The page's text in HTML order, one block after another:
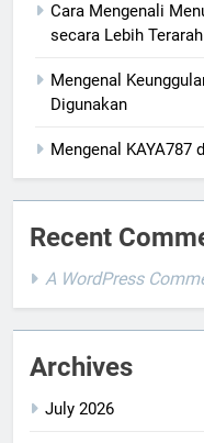
Cara Mengenali
secara Lebih Terarah
Mengenal
Digunakan
Mengenal KAYA787
Recent
A WordPress
Archives
July 2026